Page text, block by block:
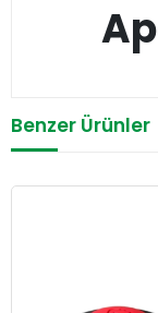
Benzer Ürünler